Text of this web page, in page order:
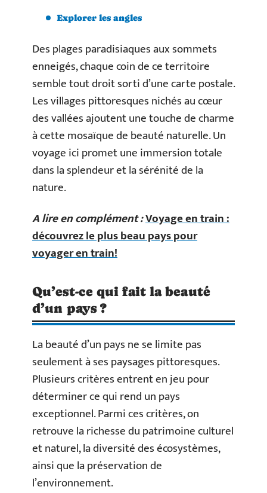
Explorer les angles
Des plages paradisiaques aux sommets
enneigés, chaque coin de ce territoire
semble tout droit sorti d’une carte postale.
Les villages pittoresques nichés au cœur
des vallées ajoutent une touche de charme
à cette mosaïque de beauté naturelle. Un
voyage ici promet une immersion totale
dans la splendeur et la sérénité de la
nature.
A lire en complément :Voyage en train :
découvrez le plus beau pays pour
voyager en train!
Qu’est-ce qui fait la beauté
d’un pays ?
La beauté d’un pays ne se limite pas
seulement à ses paysages pittoresques.
Plusieurs critères entrent en jeu pour
déterminer ce qui rend un pays
exceptionnel. Parmi ces critères, on
retrouve la richesse du patrimoine culturel
et naturel, la diversité des écosystèmes,
ainsi que la préservation de
l’environnement.